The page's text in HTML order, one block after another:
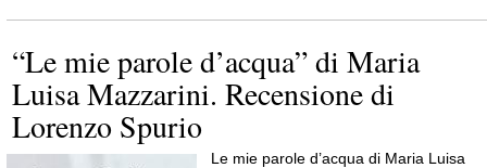
“Le mie parole d’acqua” di Maria
Luisa Mazzarini. Recensione di
Lorenzo Spurio
Le mie parole d’acqua di Maria Luisa